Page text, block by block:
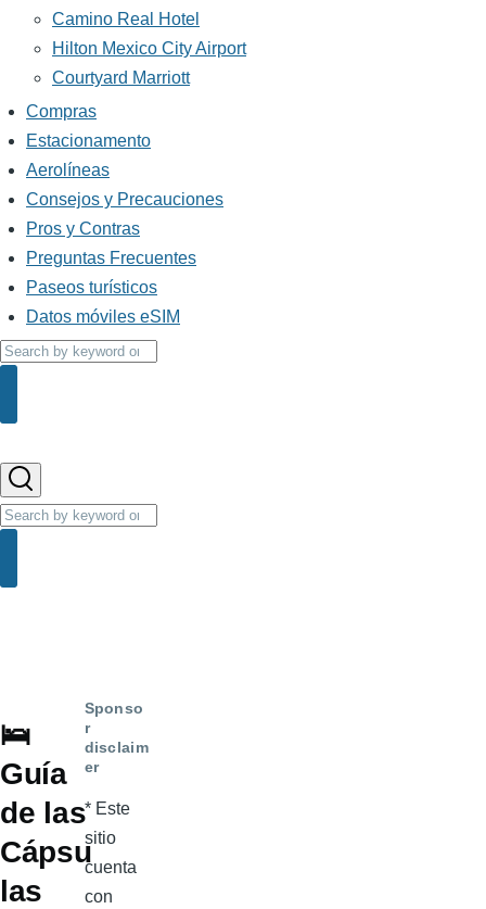
Camino Real Hotel
Hilton Mexico City Airport
Courtyard Marriott
Compras
Estacionamento
Aerolíneas
Consejos y Precauciones
Pros y Contras
Preguntas Frecuentes
Paseos turísticos
Datos móviles eSIM
Buscar
Buscar
🛌
Guía
de las
Cápsu
las
Sponso
r
disclaim
er
* Este
sitio
cuenta
con